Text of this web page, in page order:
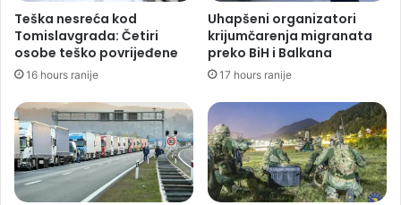
Teška nesreća kod
Tomislavgrada: Četiri
osobe teško povrijeđene
16 hours ranije
Uhapšeni organizatori
krijumčarenja migranata
preko BiH i Balkana
17 hours ranije